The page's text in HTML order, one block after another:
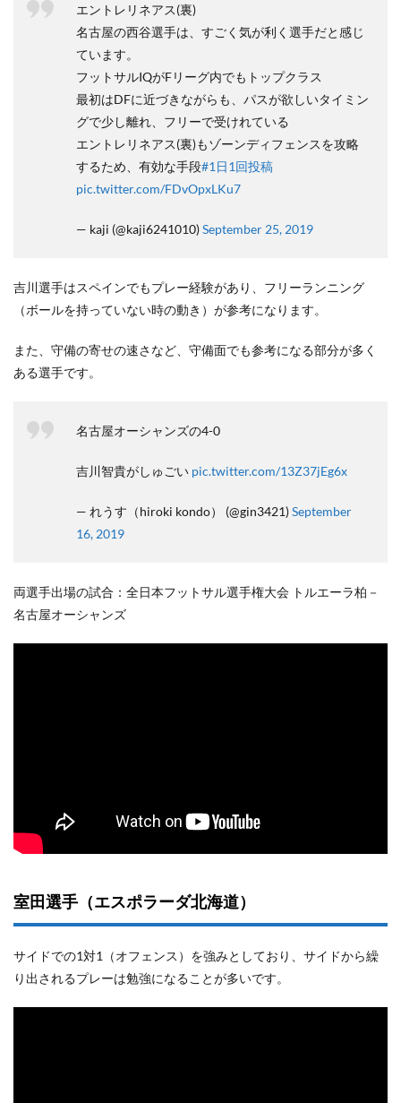
エントレリネアス(裏)
名古屋の西谷選手は、すごく気が利く選手だと感じ
ています。
フットサルIQがFリーグ内でもトップクラス
最初はDFに近づきながらも、パスが欲しいタイミン
グで少し離れ、フリーで受けれている
エントレリネアス(裏)もゾーンディフェンスを攻略
するため、有効な手段#1日1回投稿
pic.twitter.com/FDvOpxLKu7
— kaji (@kaji6241010)September 25, 2019
吉川選手はスペインでもプレー経験があり、フリーランニング
（ボールを持っていない時の動き）が参考になります。
また、守備の寄せの速さなど、守備面でも参考になる部分が多く
ある選手です。
名古屋オーシャンズの4-0
吉川智貴がしゅごい pic.twitter.com/13Z37jEg6x
— れうす（hiroki kondo） (@gin3421)September
16, 2019
両選手出場の試合：全日本フットサル選手権大会 トルエーラ柏－
名古屋オーシャンズ
室田選手（エスポラーダ北海道）
サイドでの1対1（オフェンス）を強みとしており、サイドから繰
り出されるプレーは勉強になることが多いです。